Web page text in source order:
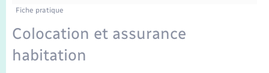
Etat-civil - Papiers - Citoyenneté
Mariage – PACS
Parrainage civil
Transports scolaires
Travaux - Autorisation d’occupation de l’espace
Compétences
Plan interactif
Fiche pratique
Colocation et assurance
habitation